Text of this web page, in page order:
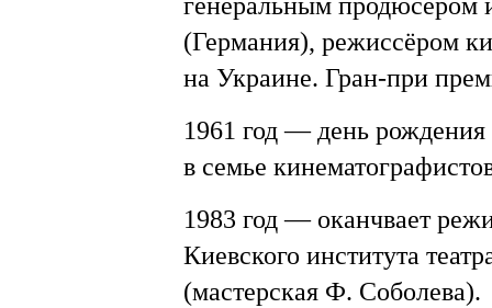
(Германия), режиссёром
на Украине. Гран-при
1961 год — день рождения
в семье
1983 год — оканчвает
Киевского института
(мастерская Ф. Соболева).